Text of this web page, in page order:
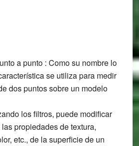
a punto : Como su nombre lo
se utiliza para medir
dos puntos sobre un modelo
los filtros, puede modificar
propiedades de textura,
etc., de la superficie de un